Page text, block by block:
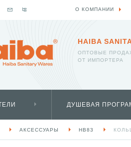
HAIBA
ОПТОВЫЕ
ОТ ИМПОРТЕРА
ДУШЕВАЯ
АКСЕССУАРЫ HB83
О КОМПАНИИ